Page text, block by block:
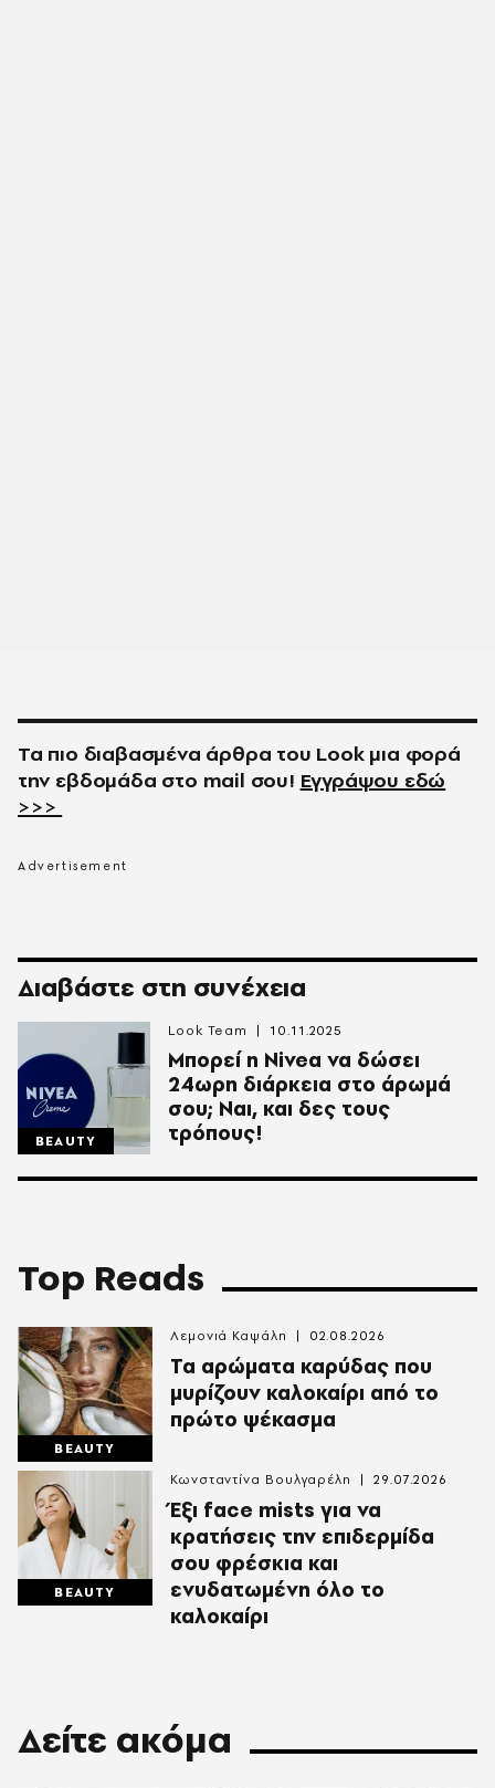
Τα πιο διαβασμένα άρθρα του Look μια φορά
την εβδομάδα στο mail σου! Εγγράψου εδώ
>>>
Διαβάστε στη συνέχεια
BEAUTY
Μπορεί η Nivea να δώσει
24ωρη διάρκεια στο άρωμά
σου; Ναι, και δες τους
τρόπους!
Look Team 10.11.2025
Top Reads
BEAUTY
Τα αρώματα καρύδας που
μυρίζουν καλοκαίρι από το
πρώτο ψέκασμα
Λεμονιά Καψάλη 02.08.2026
BEAUTY
Έξι face mists για να
κρατήσεις την επιδερμίδα
σου φρέσκια και
ενυδατωμένη όλο το
καλοκαίρι
Κωνσταντίνα Βουλγαρέλη 29.07.2026
Δείτε ακόμα